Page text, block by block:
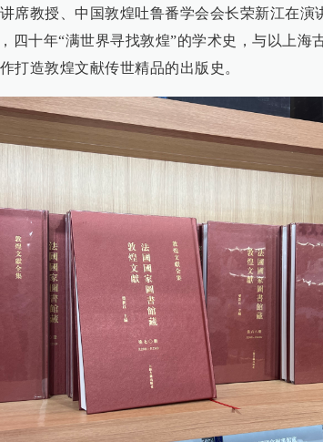
席教授、中国敦煌吐鲁番学会会长荣新江在演
四十年“满世界寻找敦煌”的学术史，与以上海
打造敦煌文献传世精品的出版史。